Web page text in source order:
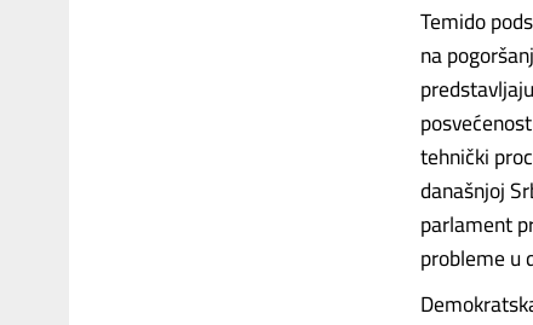
Temido
na
tehnički
današnjoj
parlament
probleme u